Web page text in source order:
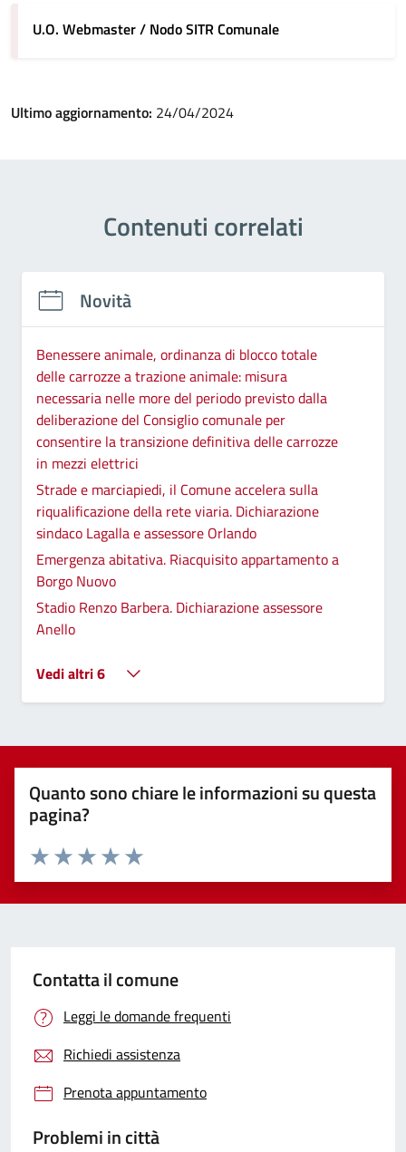
U.O. Webmaster / Nodo SITR Comunale
Ultimo aggiornamento: 24/04/2024
Contenuti correlati
Novità
Benessere animale, ordinanza di blocco totale
delle carrozze a trazione animale: misura
necessaria nelle more del periodo previsto dalla
deliberazione del Consiglio comunale per
consentire la transizione definitiva delle carrozze
in mezzi elettrici
Strade e marciapiedi, il Comune accelera sulla
riqualificazione della rete viaria. Dichiarazione
sindaco Lagalla e assessore Orlando
Emergenza abitativa. Riacquisito appartamento a
Borgo Nuovo
Stadio Renzo Barbera. Dichiarazione assessore
Anello
Vedi altri 6
Quanto sono chiare le informazioni su questa
pagina?
Valuta 5 stelle su 5
Valuta 4 stelle su 5
Valuta 3 stelle su 5
Valuta 2 stelle su 5
Valuta 1 stelle su 5
Contatta il comune
Leggi le domande frequenti
Richiedi assistenza
Prenota appuntamento
Problemi in città